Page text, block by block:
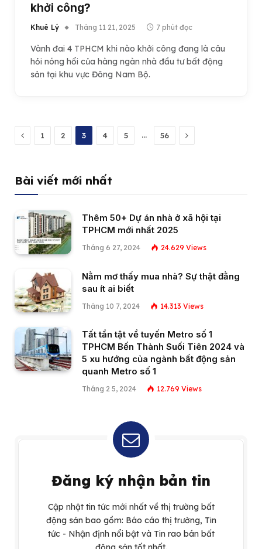
khởi công?
Khuê Lý Tháng 11 21, 2025 7 phút đọc
Vành đai 4 TPHCM khi nào khởi công đang là câu
hỏi nóng hổi của hàng ngàn nhà đầu tư bất động
sản tại khu vực Đông Nam Bộ.
Previous
1 2 3 4 5 … 56 Next
Bài viết mới nhất
Thêm 50+ Dự án nhà ở xã hội tại
TPHCM mới nhất 2025
Tháng 6 27, 2024 24.629 Views
Nằm mơ thấy mua nhà? Sự thật đằng
sau ít ai biết
Tháng 10 7, 2024 14.313 Views
Tất tần tật về tuyến Metro số 1
TPHCM Bến Thành Suối Tiên 2024 và
5 xu hướng của ngành bất động sản
quanh Metro số 1
Tháng 2 5, 2024 12.769 Views
Đăng ký nhận bản tin
Cập nhật tin tức mới nhất về thị trường bất
động sản bao gồm: Báo cáo thị trường, Tin
tức - Nhận định nổi bật và Tin rao bán bất